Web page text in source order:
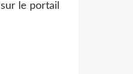
sur le portail